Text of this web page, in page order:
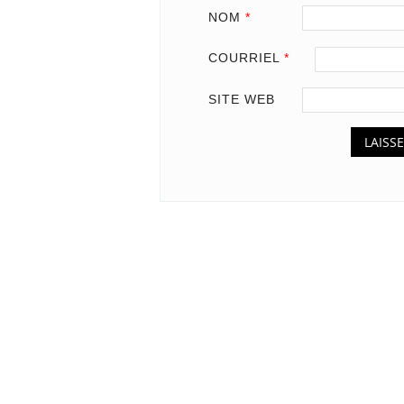
NOM *
COURRIEL *
SITE WEB